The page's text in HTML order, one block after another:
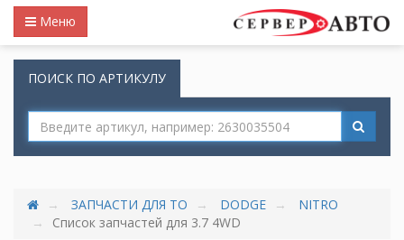
Меню
ПОИСК ПО АРТИКУЛУ
ЗАПЧАСТИ ДЛЯ ТО DODGE
NITRO
Список запчастей для 3.7 4WD